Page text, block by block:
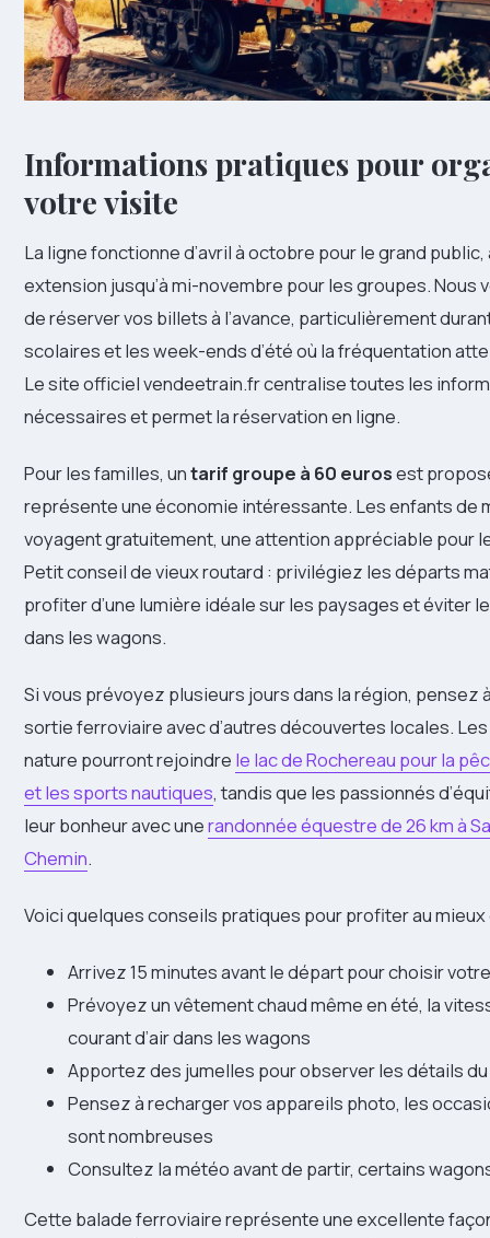
Informations pratiques pour
votre visite
La ligne fonctionne d’avril à octobre pour le grand public,
extension jusqu’à mi-novembre pour les groupes. Nous
de réserver vos billets à l’avance, particulièrement
scolaires et les week-ends d’été où la fréquentation
Le site officiel vendeetrain.fr centralise toutes les
nécessaires et permet la réservation en ligne.
Pour les familles, untarif groupe à 60 eurosest
représente une économie intéressante. Les enfants de
voyagent gratuitement, une attention appréciable pour
Petit conseil de vieux routard : privilégiez les départs
profiter d’une lumière idéale sur les paysages et éviter
dans les wagons.
Si vous prévoyez plusieurs jours dans la région, pensez
sortie ferroviaire avec d’autres découvertes locales.
nature pourront rejoindre le lac de Rochereau pour la
et les sports nautiques, tandis que les passionnés
leur bonheur avec unerandonnée équestre de 26 km à
Chemin.
Voici quelques conseils pratiques pour profiter au
Arrivez 15 minutes avant le départ pour choisir
Prévoyez un vêtement chaud même en été, la
courant d’air dans les wagons
Apportez des jumelles pour observer les détails
Pensez à recharger vos appareils photo, les
sont nombreuses
Consultez la météo avant de partir, certains
Cette balade ferroviaire représente une excellente